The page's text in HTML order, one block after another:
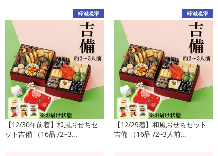
軽減税率
【12/30午前着】和風おせちセ
ット吉備 （16品 /2~3...
軽減税率
【12/29着】和風おせちセット
吉備 （16品 /2~3人前...